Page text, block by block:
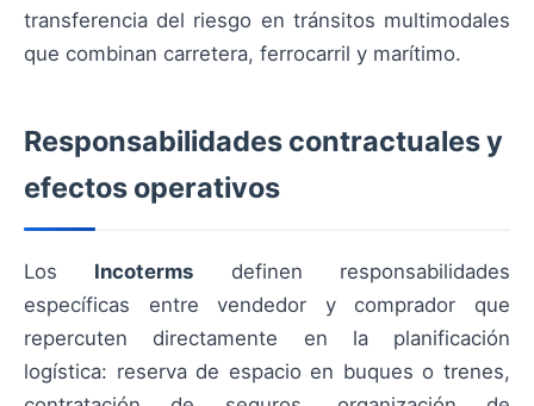
transferencia del riesgo en tránsitos multimodales
que combinan carretera, ferrocarril y marítimo.
Responsabilidades contractuales y
efectos operativos
Los Incoterms definen responsabilidades
específicas entre vendedor y comprador que
repercuten directamente en la planificación
logística: reserva de espacio en buques o trenes,